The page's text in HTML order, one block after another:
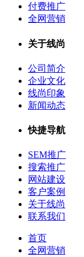
付费推广
全网营销
关于线尚
公司简介
企业文化
线尚印象
新闻动态
快捷导航
SEM推广
搜索推广
网站建设
客户案例
关于线尚
联系我们
首页
全网营销